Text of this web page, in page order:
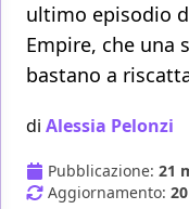
ultimo episodio
Empire, che una
bastano a
di Alessia Pelonzi
Pubblicazione: 21
Aggiornamento: